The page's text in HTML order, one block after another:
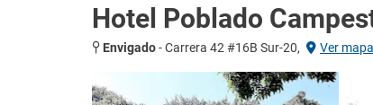
Hotel Poblado
Envigado-Carrera 42 #16B Sur-20, Ver mapa